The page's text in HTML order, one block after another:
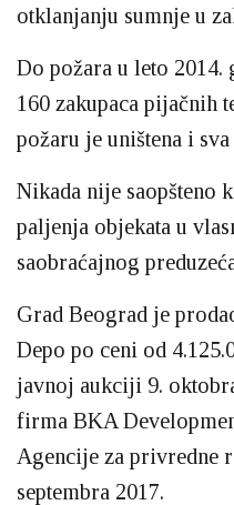
otklanjanju sumnje u
Do požara u leto
160 zakupaca pijačnih
požaru je uništena i sva
Nikada nije saopšteno
paljenja objekata u
saobraćajnog
Grad Beograd je
Depo po ceni od
javnoj aukciji 9.
firma BKA
Agencije za privredne
septembra 2017.